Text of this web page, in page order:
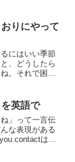
will be fine.「う
おりにやって
にはいい季節
、どうしたら
。それで困っ
I don't ...
を英語で
」って一言伝
な表現がある
は